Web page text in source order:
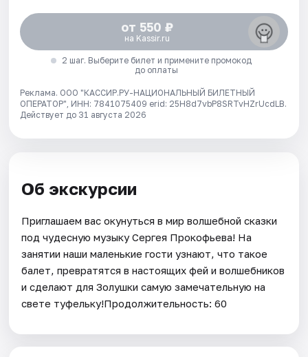
от 550 ₽
на Kassir.ru
2 шаг. Выберите билет и примените промокод
до оплаты
Реклама. ООО "КАССИР.РУ-НАЦИОНАЛЬНЫЙ БИЛЕТНЫЙ
ОПЕРАТОР", ИНН: 7841075409 erid: 25H8d7vbP8SRTvHZrUcdLB.
Действует до 31 августа 2026
Об экскурсии
Приглашаем вас окунуться в мир волшебной сказки
под чудесную музыку Сергея Прокофьева! На
занятии наши маленькие гости узнают, что такое
балет, превратятся в настоящих фей и волшебников
и сделают для Золушки самую замечательную на
свете туфельку!Продолжительность: 60